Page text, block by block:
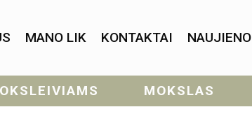
MANO LIK KONTAKTAI
MOKSLAS